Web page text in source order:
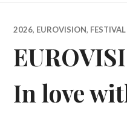
2026, EUROVISION, FESTIVAL
In love